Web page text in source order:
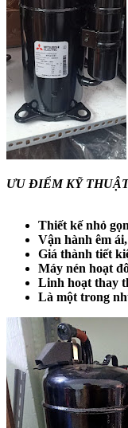
ƯU ĐIỂM KỸ
Thiết kế nhỏ
Vận hành êm
Giá thành tiết
Máy nén hoạt
Linh hoạt thay
Là một trong